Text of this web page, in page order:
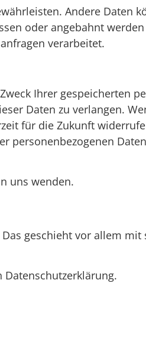
Andere Daten
oder angebahnt
verarbeitet.
Ihrer gespeicherten
Daten zu verlangen.
für die Zukunft
personenbezogenen
uns wenden.
geschieht vor allem mit